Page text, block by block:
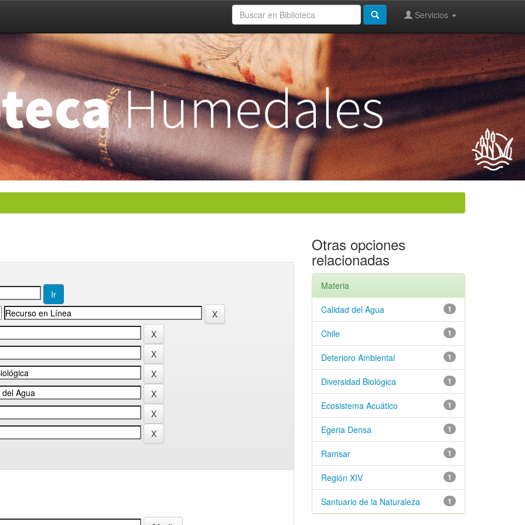
Servicios
Otras opciones
relacionadas
Materia
1
Calidad del Agua
1
Chile
1
Deterioro Ambiental
1
Diversidad Biológica
1
Ecosistema Acuático
1
Egeria Densa
1
Ramsar
1
Región XIV
1
Santuario de la Naturaleza